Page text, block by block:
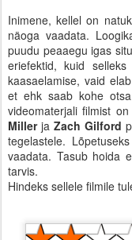
Inimene, kellel on
näoga vaadata.
puudu peaaegu igas
eriefektid, kuid
kaasaelamise, vaid
et ehk saab kohe
videomaterjali filmist
Miller ja Zach Gilford
tegelastele.
vaadata. Tasub hoida
tarvis.
Hindeks sellele filmile